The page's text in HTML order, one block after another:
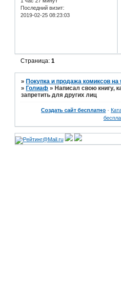
Последний визит:
2019-02-25 08:23:03
Страница:1
»Покупка и продажа комиксов
»Голиаф »Написал свою книгу,
запретить для других лиц
Создать сайт бесплатно ·